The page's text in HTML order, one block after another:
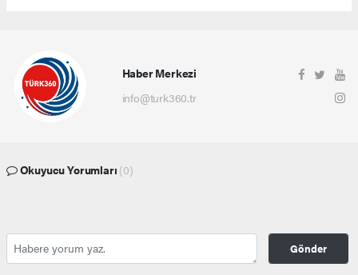
Haber Merkezi
info@turk360.tr
Okuyucu Yorumları (0)
Gönder